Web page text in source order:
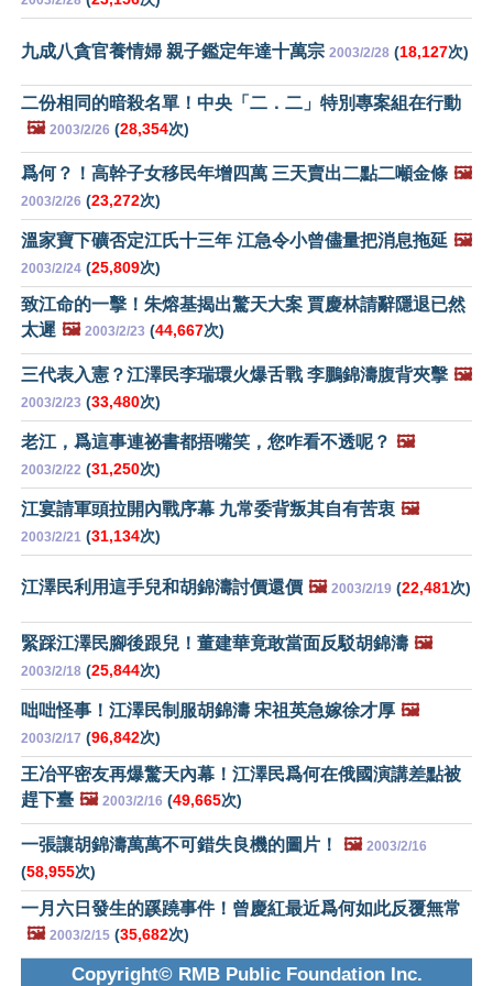
九成八貪官養情婦 親子鑑定年達十萬宗 2003/2/28 (18,127次)
二份相同的暗殺名單！中央「二．二」特別專案組在行動
🖼️ 2003/2/26 (28,354次)
爲何？！高幹子女移民年增四萬 三天賣出二點二噸金條 🖼️
2003/2/26 (23,272次)
溫家寶下礦否定江氏十三年 江急令小曾儘量把消息拖延 🖼️
2003/2/24 (25,809次)
致江命的一擊！朱熔基揭出驚天大案 賈慶林請辭隱退已然
太遲 🖼️ 2003/2/23 (44,667次)
三代表入憲？江澤民李瑞環火爆舌戰 李鵬錦濤腹背夾擊 🖼️
2003/2/23 (33,480次)
老江，爲這事連祕書都捂嘴笑，您咋看不透呢？ 🖼️
2003/2/22 (31,250次)
江宴請軍頭拉開內戰序幕 九常委背叛其自有苦衷 🖼️
2003/2/21 (31,134次)
江澤民利用這手兒和胡錦濤討價還價 🖼️ 2003/2/19 (22,481次)
緊踩江澤民腳後跟兒！董建華竟敢當面反駁胡錦濤 🖼️
2003/2/18 (25,844次)
咄咄怪事！江澤民制服胡錦濤 宋祖英急嫁徐才厚 🖼️
2003/2/17 (96,842次)
王冶平密友再爆驚天內幕！江澤民爲何在俄國演講差點被
趕下臺 🖼️ 2003/2/16 (49,665次)
一張讓胡錦濤萬萬不可錯失良機的圖片！ 🖼️ 2003/2/16
(58,955次)
一月六日發生的蹊蹺事件！曾慶紅最近爲何如此反覆無常
🖼️ 2003/2/15 (35,682次)
Copyright© RMB Public Foundation Inc.